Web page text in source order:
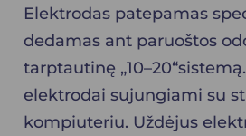
Elektrodas patepamas
dedamas ant paruoštos
tarptautinę
elektrodai sujungiami su
kompiuteriu. Uždėjus